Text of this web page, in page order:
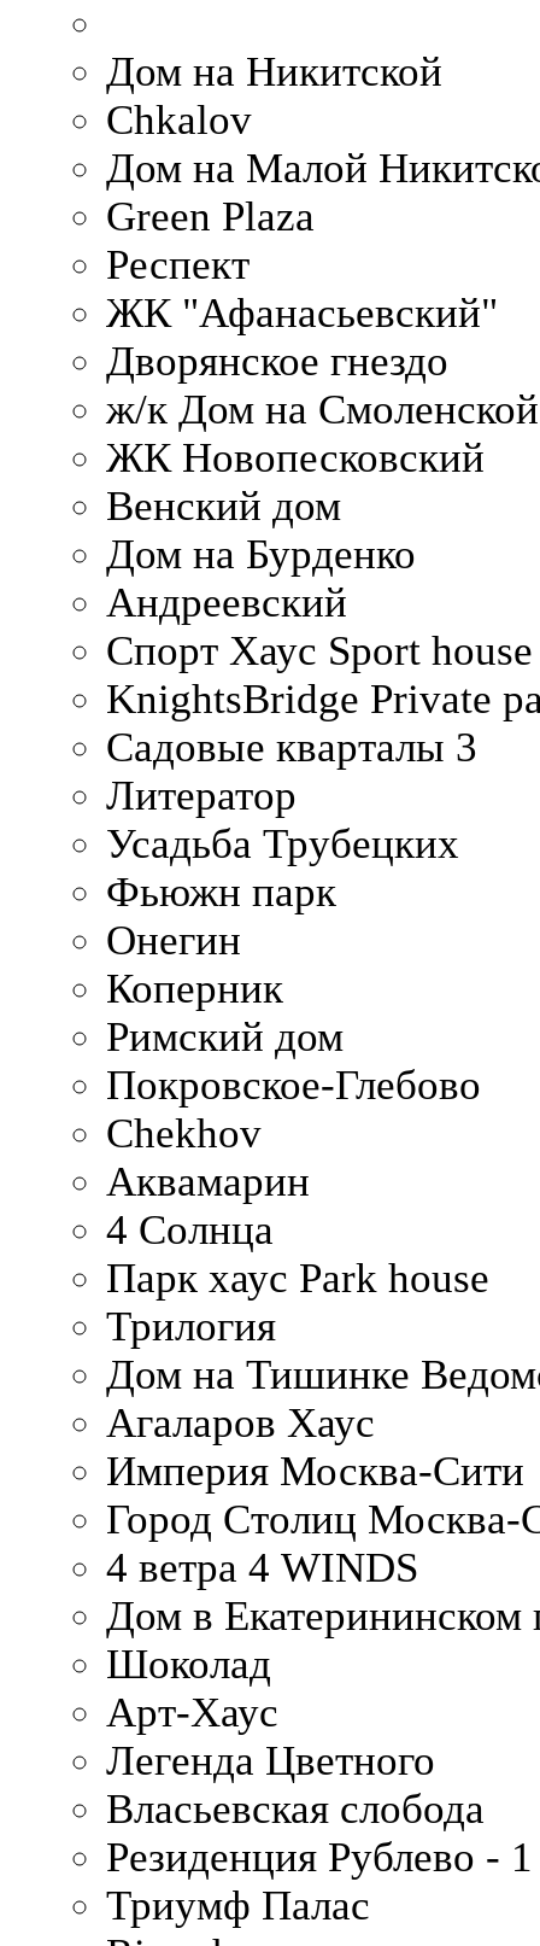
Дом на Никитской
Chkalov
Дом на Малой
Green Plaza
Респект
ЖК "Афанасьевский"
Дворянское гнездо
ж/к Дом на
ЖК Новопесковский
Венский дом
Дом на Бурденко
Андреевский
Спорт Хаус Sport house
KnightsBridge Private
Садовые кварталы 3
Литератор
Усадьба Трубецких
Фьюжн парк
Онегин
Коперник
Римский дом
Покровское-Глебово
Chekhov
Аквамарин
4 Солнца
Парк хаус Park house
Трилогия
Дом на Тишинке
Агаларов Хаус
Империя Москва-Сити
Город Столиц Москва-
4 ветра 4 WINDS
Дом в Екатерининском
Шоколад
Арт-Хаус
Легенда Цветного
Власьевская слобода
Резиденция Рублево - 1
Триумф Палас